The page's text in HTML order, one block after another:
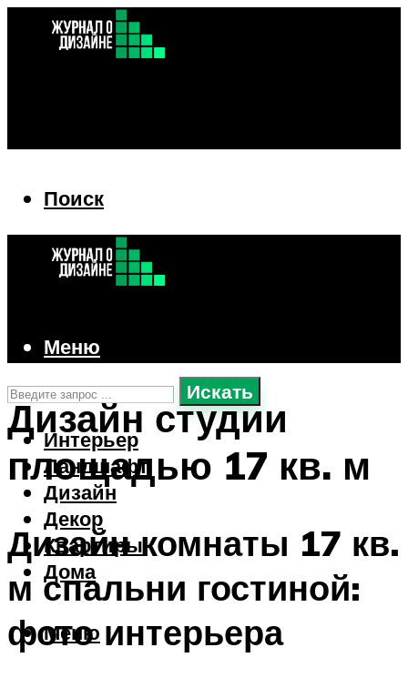
Поиск
Искать
Интерьер
Ландшафт
Дизайн
Декор
Квартиры
Дома
Меню
Меню
Дизайн студии
площадью 17 кв. м
Дизайн комнаты 17 кв.
м спальни гостиной:
фото интерьера